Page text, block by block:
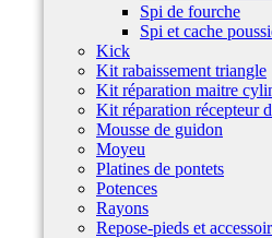
Spi de fourche
Spi et cache
Kick
Kit rabaissement triangle
Kit réparation maitre
Kit réparation récepteur
Mousse de guidon
Moyeu
Platines de pontets
Potences
Rayons
Repose-pieds et